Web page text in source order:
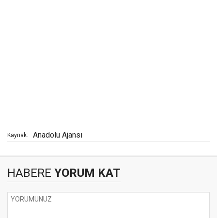
Kaynak: Anadolu Ajansı
HABERE YORUM KAT